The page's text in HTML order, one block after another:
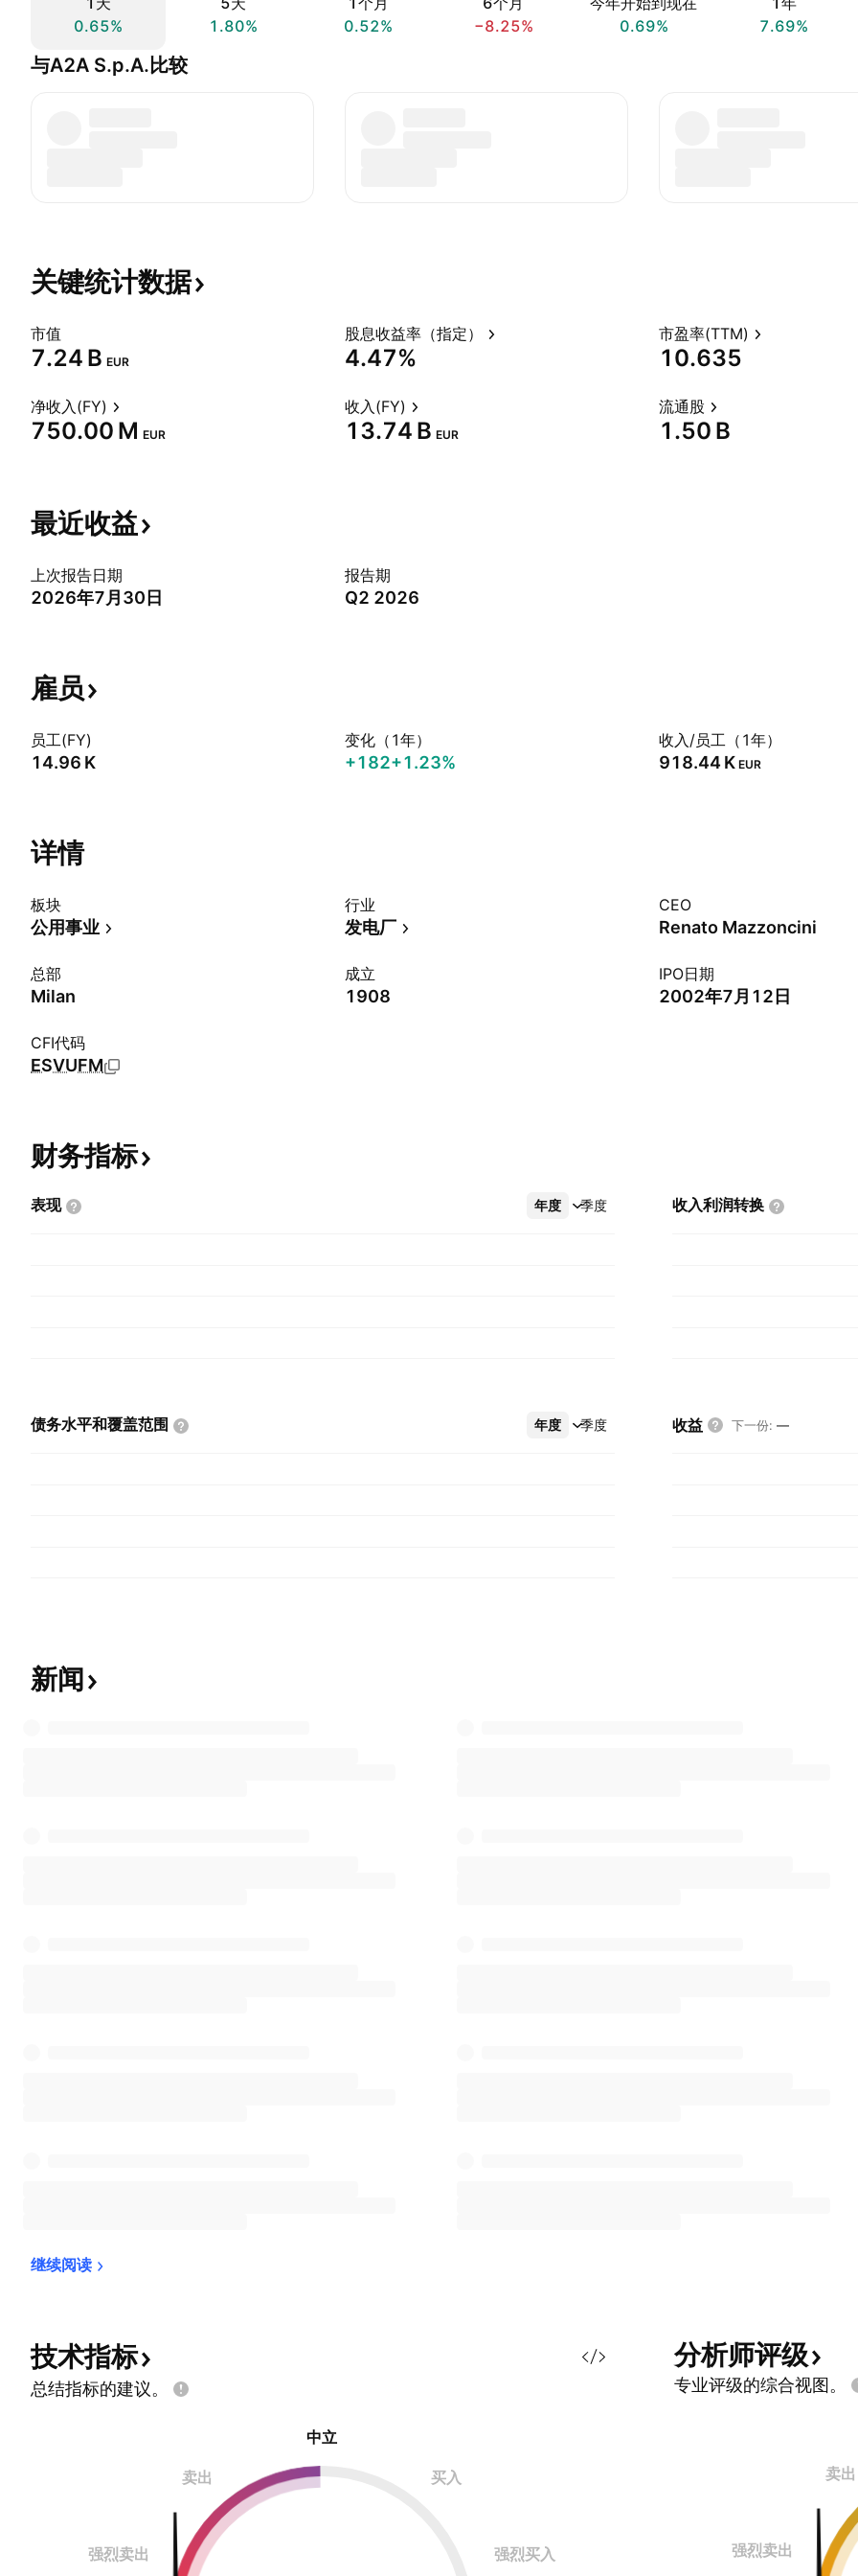
0.65%
1.80%
0.52%
−8.25%
0.69%
7.69%
与A2A S.p.A.比较
关键统计数据
市值
‪7.24 B‬ EUR
股息收益率（指定）
4.47%
市盈率(TTM)
10.635
净收入(FY)
‪750.00 M‬ EUR
收入(FY)
‪13.74 B‬ EUR
流通股
‪1.50 B‬
最近收益
上次报告日期
2026年7月30日
报告期
Q2 2026
雇员
员工(FY)
‪14.96 K‬
变化（1年）
+182+1.23%
收入/员工（1年）
‪918.44 K‬ EUR
详情
板块
公用事业
行业
发电厂
CEO
Renato Mazzoncini
总部
Milan
成立
1908
IPO日期
2002年7月12日
CFI代码
ESVUFM
财务指标
表现 年度 季度
更多 收入利润转换
债务水平和覆盖范围 年度 季度
更多 收益 下一份: —
新闻
继续阅读
技术指标
总结指标的建议。
中立
卖出 买入
强烈卖出 强烈买入
分析师评级
专业评级的综合视图。
卖出
强烈卖出